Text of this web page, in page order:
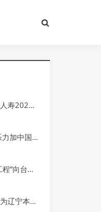
风雨同行，双向奔赴，陆家嘴国泰人寿2025年公益季圆满落幕
凝聚青年力量，智启绿色未来 保乐力加中国连续助力五届气候解决方案全球创新大赛
伟晴大健康支持国家卫健委“连心工程”向台江县捐赠无创呼吸机
公益暖流跨山海，陆家嘴国泰人寿为辽宁本溪民生小学“添砖加瓦”